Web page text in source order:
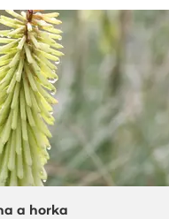
a horka